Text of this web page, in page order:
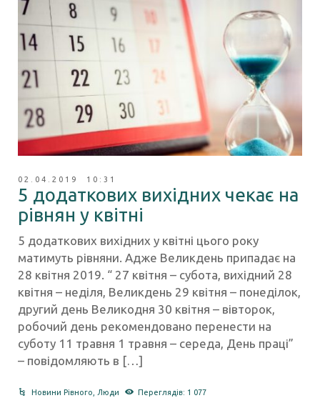
02.04.2019 10:31
5 додаткових вихідних чекає на
рівнян у квітні
5 додаткових вихідних у квітні цього року
матимуть рівняни. Адже Великдень припадає на
28 квітня 2019. “ 27 квітня – субота, вихідний 28
квітня – неділя, Великдень 29 квітня – понеділок,
другий день Великодня 30 квітня – вівторок,
робочий день рекомендовано перенести на
суботу 11 травня 1 травня – середа, День праці”
– повідомляють в […]
Новини Рівного Люди Переглядів: 1 077